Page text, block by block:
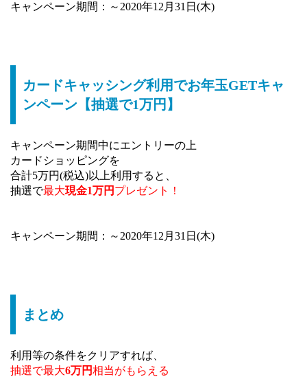
キャンペーン期間：～2020年12月31日(木)
カードキャッシング利用でお年玉GETキャ
ンペーン【抽選で1万円】
キャンペーン期間中にエントリーの上
カードショッピングを
合計5万円(税込)以上利用すると、
抽選で最大現金1万円 プレゼント！
キャンペーン期間：～2020年12月31日(木)
まとめ
利用等の条件をクリアすれば、
抽選で最大6万円相当がもらえる